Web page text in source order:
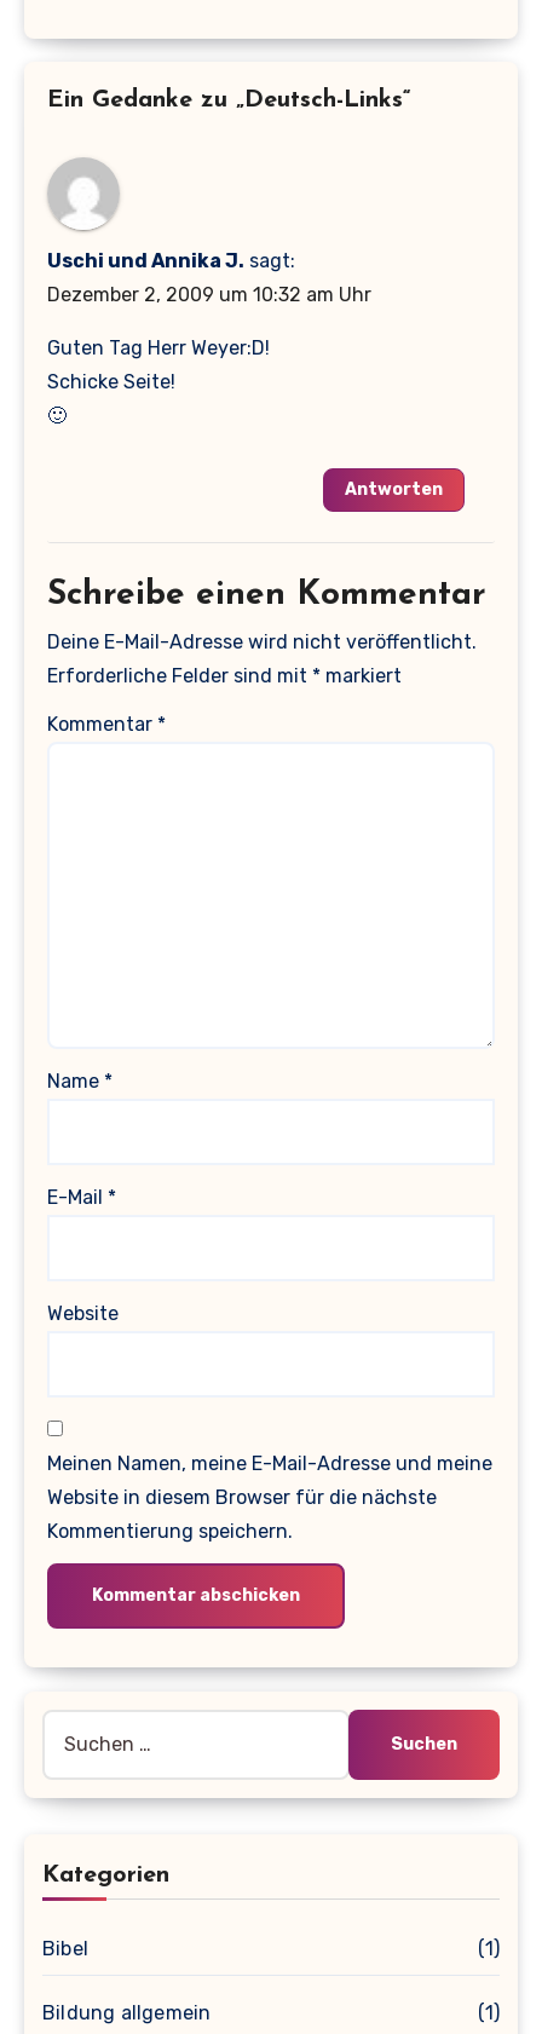
Ein Gedanke zu „Deutsch-Links“
Uschi und Annika J. sagt:
Dezember 2, 2009 um 10:32 am Uhr
Guten Tag Herr Weyer:D!
Schicke Seite!
🙂
Antworten
Schreibe einen Kommentar
Deine E-Mail-Adresse wird nicht veröffentlicht.
Erforderliche Felder sind mit * markiert
Kommentar *
Name *
E-Mail *
Website
Meinen Namen, meine E-Mail-Adresse und meine
Website in diesem Browser für die nächste
Kommentierung speichern.
Kategorien
Bibel (1)
Bildung allgemein (1)